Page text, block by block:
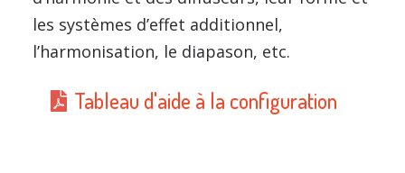
les systèmes d’effet additionnel,
l’harmonisation, le diapason, etc.
Tableau d'aide à la configuration